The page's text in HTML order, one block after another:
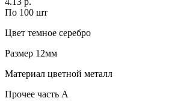
По 100 шт
Цвет темное серебро
Размер 12мм
Материал цветной металл
Прочее часть A